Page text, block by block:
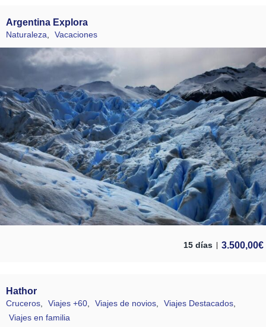
Argentina Explora
Naturaleza Vacaciones
15 días 3.500,00€
Hathor
Cruceros Viajes +60 Viajes de novios Viajes Destacados
Viajes en familia